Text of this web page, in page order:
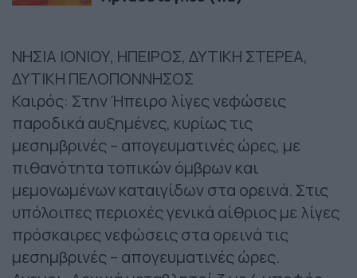
ΝΗΣΙΑ ΙΟΝΙΟΥ, ΗΠΕΙΡΟΣ, ΔΥΤΙΚΗ ΣΤΕΡΕΑ,
ΔΥΤΙΚΗ ΠΕΛΟΠΟΝΝΗΣΟΣ
Καιρός: Στην Ήπειρο λίγες νεφώσεις
παροδικά αυξημένες, κυρίως τις
μεσημβρινές – απογευματινές ώρες, με
πιθανότητα τοπικών όμβρων και
μεμονωμένων καταιγίδων στα ορεινά. Στις
υπόλοιπες περιοχές γενικά αίθριος με λίγες
πρόσκαιρες νεφώσεις στα ορεινά τις
μεσημβρινές – απογευματινές ώρες.